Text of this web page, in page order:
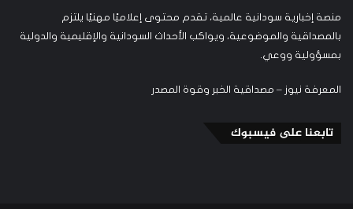
منصة إخبارية سودانية عالمية، تقدم محتوى إعلاميًا مهنيًا يلتزم
بالمصداقية والموضوعية، ويواكب الأحداث السودانية والإقليمية والدولية
بمسؤولية ووعي.
المعرفة نيوز – مصداقية الخبر وقوة المصدر
تابعنا على فيسبوك